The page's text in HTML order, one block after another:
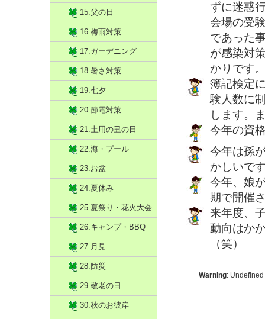
ずに迷惑
会場の受
であった
が感染対
かりです
簿記検定
験人数に
します。
今年の資
今年は孫
かしいで
今年、娘
期で開催
来年度、
動向はか
（笑）
Warning:
15.父の日
16.梅雨対策
17.ガーデニング
18.暑さ対策
19.七夕
20.節電対策
21.土用の丑の日
22.海・プール
23.お盆
24.夏休み
25.夏祭り・花火大会
26.キャンプ・BBQ
27.月見
28.防災
29.敬老の日
30.秋のお彼岸